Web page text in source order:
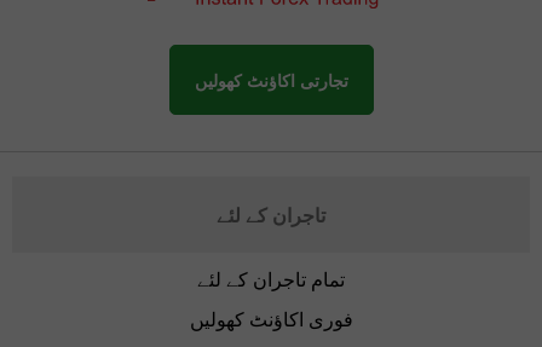
تجارتی اکاؤنٹ کھولیں
تاجران کے لئے
تمام تاجران کے لئے
فوری اکاؤنٹ کھولیں